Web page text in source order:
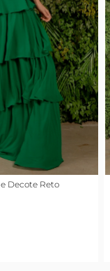
Decote Reto